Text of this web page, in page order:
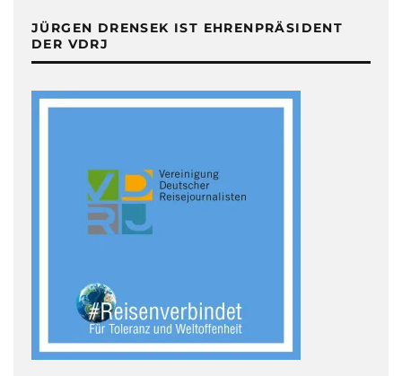
JÜRGEN DRENSEK IST EHRENPRÄSIDENT
DER VDRJ